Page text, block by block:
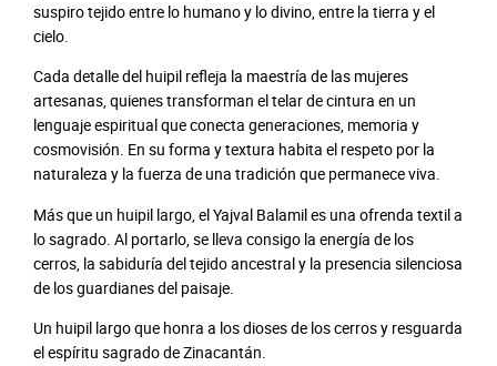
suspiro tejido entre lo humano y lo divino, entre la tierra y el
cielo.
Cada detalle del huipil refleja la maestría de las mujeres
artesanas, quienes transforman el telar de cintura en un
lenguaje espiritual que conecta generaciones, memoria y
cosmovisión. En su forma y textura habita el respeto por la
naturaleza y la fuerza de una tradición que permanece viva.
Más que un huipil largo, el Yajval Balamil es una ofrenda textil a
lo sagrado. Al portarlo, se lleva consigo la energía de los
cerros, la sabiduría del tejido ancestral y la presencia silenciosa
de los guardianes del paisaje.
Un huipil largo que honra a los dioses de los cerros y resguarda
el espíritu sagrado de Zinacantán.